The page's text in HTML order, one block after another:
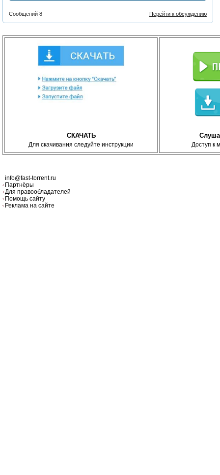
Сообщений 8 Перейти к обсуждению
СКАЧАТЬ
Для скачивания следуйте инструкции Доступ к
info@fast-torrent.ru
Партнёры
Для правообладателей
Помощь сайту
Реклама на сайте